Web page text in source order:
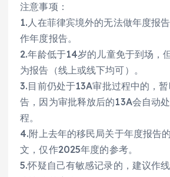
注意事项：
1.人在菲律宾境外的无法做年度报
作年度报告。
2.年龄低于14岁的儿童免于到场，
为报告（线上或线下均可）。
3.目前仍处于13A审批过程中的，
告，因为审批释放后的13A会自动
程。
4.附上去年的移民局关于年度报告
文，仅作2025年度的参考。
5.怀疑自己有敏感记录的，建议作